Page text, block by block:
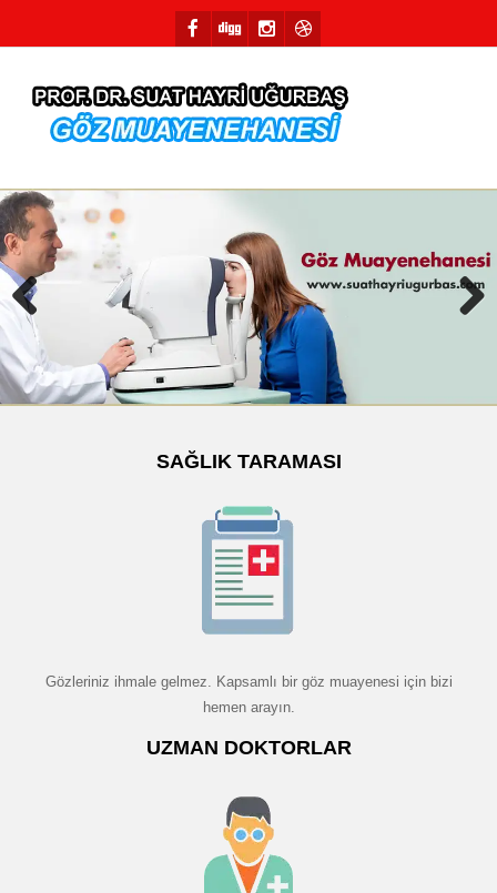
Previous
SAĞLIK TARAMASI
Gözleriniz ihmale gelmez. Kapsamlı bir göz muayenesi için bizi
hemen arayın.
UZMAN DOKTORLAR